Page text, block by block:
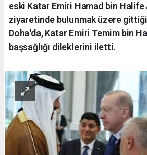
eski Katar Emiri Hamad bin
ziyaretinde bulunmak üzere
Doha'da, Katar Emiri Temim bin
başsağlığı dileklerini iletti.